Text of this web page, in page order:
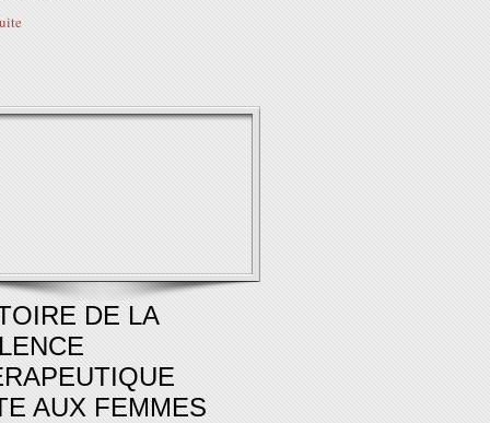
DE LA
AUX FEMMES